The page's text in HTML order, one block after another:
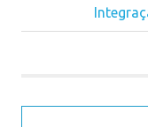
Navegação
Next
Post: